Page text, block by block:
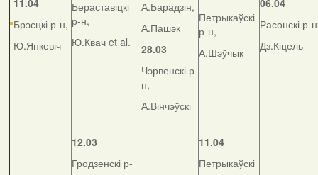
11.04
Брэсцкі р-н,
Ю.Янкевіч
Бераставіцкі
р-н,
Ю.Квач et al.
А.Барадзін,
А.Пашэк
28.03
Чэрвенскі р-
н,
А.Вінчэўскі
Петрыкаўскі
р-н,
А.Шэўчык
06.04
Расонскі р-
Дз.Кіцель
12.03
Гродзенскі р-
11.04
Петрыкаўскі